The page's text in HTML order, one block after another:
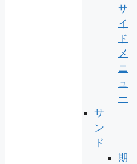
サ
イ
ド
メ
ニ
ュ
ー
サ
ン
ド
期